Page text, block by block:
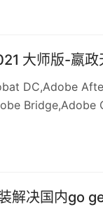
大师版-嬴政
DC,Adobe
Bridge,Adobe
Lightroom
解决国内go